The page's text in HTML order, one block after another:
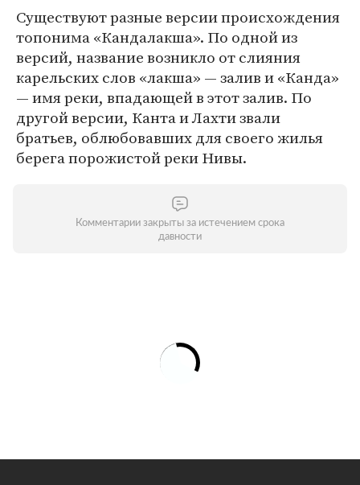
Существуют разные версии происхождения
топонима «Кандалакша». По одной из
версий, название возникло от слияния
карельских слов «лакша» — залив и «Канда»
— имя реки, впадающей в этот залив. По
другой версии, Канта и Лахти звали
братьев, облюбовавших для своего жилья
берега порожистой реки Нивы.
Комментарии закрыты за истечением срока
давности